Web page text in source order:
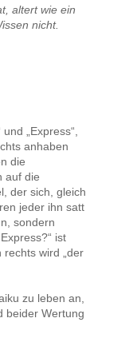
altert wie ein
nicht.
„Express“,
anhaben
die
auf die
der sich, gleich
jeder ihn satt
sondern
ist
wird „der
zu leben an,
beider Wertung